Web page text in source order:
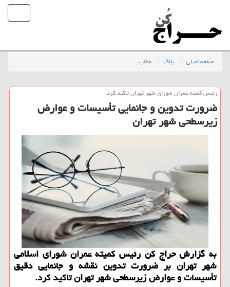
صفحه اصلی بلاگ مطلب
رئیس كمیته عمران شورای شهر تهران تأكید كرد:
ضرورت تدوین و جانمایی تأسیسات و عوارض
زیرسطحی شهر تهران
به گزارش حراج كن رئیس كمیته عمران شورای اسلامی
شهر تهران بر ضرورت تدوین نقشه و جانمایی دقیق
تأسیسات و عوارض زیرسطحی شهر تهران تاكید كرد.